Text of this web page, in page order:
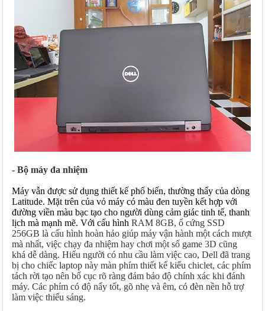
- Bộ máy đa nhiệm
Máy vẫn được sử dụng thiết kế phổ biến, thường thấy của dòng
Latitude. Mặt trên của vỏ máy có màu đen tuyền kết hợp với
đường viền màu bạc tạo cho người dùng cảm giác tinh tế, thanh
lịch mà mạnh mẽ. Với cấu hình RAM 8GB, ổ cứng SSD
256GB là cấu hình hoàn hảo giúp máy vận hành một cách mượt
mà nhất, việc chạy đa nhiệm hay chơi một số game 3D cũng
khá dễ dàng. Hiểu người có nhu cầu làm việc cao, Dell đã trang
bị cho chiếc laptop này màn phím thiết kế kiểu chiclet, các phím
tách rời tạo nên bố cục rõ ràng đảm bảo độ chính xác khi đánh
máy. Các phím có độ nẩy tốt, gõ nhẹ và êm, có đèn nền hỗ trợ
làm việc thiếu sáng.